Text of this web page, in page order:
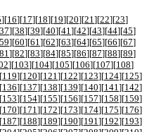
][16][17][18][19][20][21][22][23]
37][38][39][40][41][42][43][44][45]
59][60][61][62][63][64][65][66][67]
81][82][83][84][85][86][87][88][89]
][103][104][105][106][107][108]
119][120][121][122][123][124][125]
136][137][138][139][140][141][142]
153][154][155][156][157][158][159]
170][171][172][173][174][175][176]
187][188][189][190][191][192][193]